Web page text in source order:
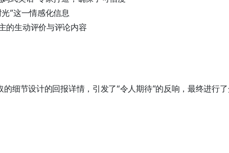
”这一情感化信息
的生动评价与评论内容
细节设计的回报详情，引发了“令人期待”的反响，最终进行